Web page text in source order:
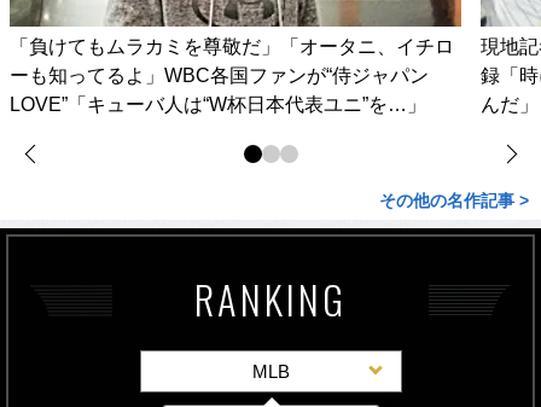
「負けてもムラカミを尊敬だ」「オータニ、イチロ
ーも知ってるよ」WBC各国ファンが“侍ジャパン
LOVE”「キューバ人は“W杯日本代表ユニ”を…」
現地
録「
んだ
その他の名作記事 >
RANKING
MLB